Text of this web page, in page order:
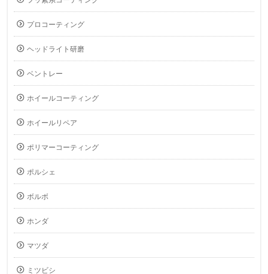
プロコーティング
ヘッドライト研磨
ベントレー
ホイールコーティング
ホイールリペア
ポリマーコーティング
ポルシェ
ボルボ
ホンダ
マツダ
ミツビシ